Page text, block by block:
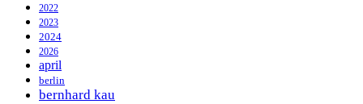
2022
2023
2024
2026
april
berlin
bernhard kau